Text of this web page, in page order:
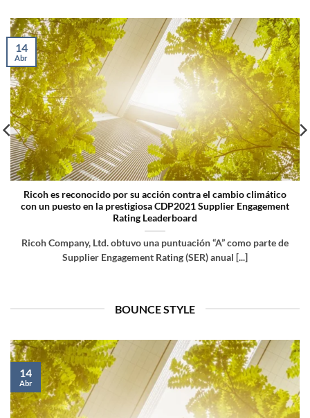
Ricoh es reconocido por su acción contra el cambio climático
con un puesto en la prestigiosa CDP2021 Supplier Engagement
Rating Leaderboard
Ricoh Company, Ltd. obtuvo una puntuación “A” como parte de
Supplier Engagement Rating (SER) anual [...]
14
Abr
BOUNCE STYLE
14
Abr